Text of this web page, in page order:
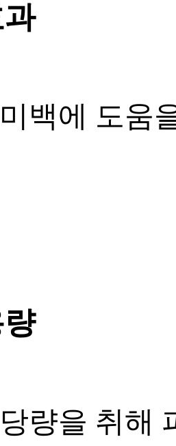
백에 도움
량을 취해